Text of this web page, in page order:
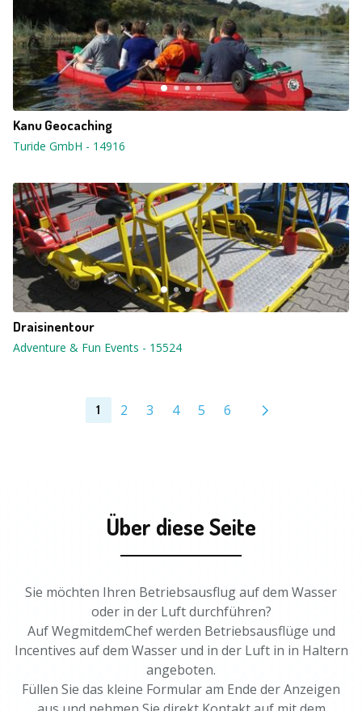
Kanu Geocaching
Turide GmbH - 14916
Draisinentour
Adventure & Fun Events - 15524
1 2 3 4 5 6
Über diese Seite
Sie möchten Ihren Betriebsausflug auf dem Wasser
oder in der Luft durchführen?
Auf WegmitdemChef werden Betriebsausflüge und
Incentives auf dem Wasser und in der Luft in in Haltern
angeboten.
Füllen Sie das kleine Formular am Ende der Anzeigen